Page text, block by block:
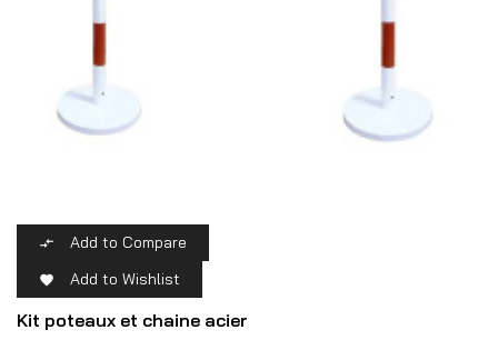
 Add to Compare
 Add to Wishlist
Kit poteaux et chaine acier